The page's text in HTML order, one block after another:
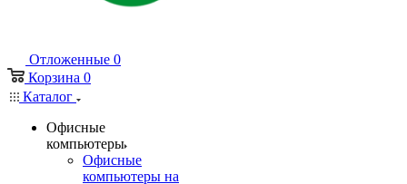
Отложенные 0
Корзина 0
Каталог
Офисные
компьютеры
Офисные
компьютеры на